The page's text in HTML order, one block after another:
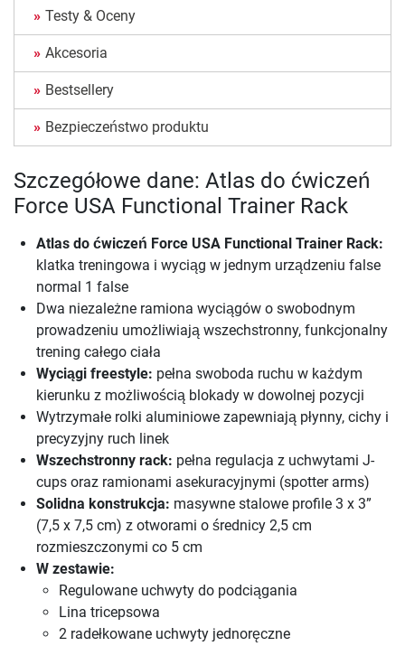
Testy & Oceny
Akcesoria
Bestsellery
Bezpieczeństwo produktu
Szczegółowe dane: Atlas do ćwiczeń
Force USA Functional Trainer Rack
Atlas do ćwiczeń Force USA Functional Trainer Rack:
klatka treningowa i wyciąg w jednym urządzeniu false
normal 1 false
Dwa niezależne ramiona wyciągów o swobodnym
prowadzeniu umożliwiają wszechstronny, funkcjonalny
trening całego ciała
Wyciągi freestyle: pełna swoboda ruchu w każdym
kierunku z możliwością blokady w dowolnej pozycji
Wytrzymałe rolki aluminiowe zapewniają płynny, cichy i
precyzyjny ruch linek
Wszechstronny rack: pełna regulacja z uchwytami J-
cups oraz ramionami asekuracyjnymi (spotter arms)
Solidna konstrukcja: masywne stalowe profile 3 x 3”
(7,5 x 7,5 cm) z otworami o średnicy 2,5 cm
rozmieszczonymi co 5 cm
W zestawie:
Regulowane uchwyty do podciągania
Lina tricepsowa
2 radełkowane uchwyty jednoręczne